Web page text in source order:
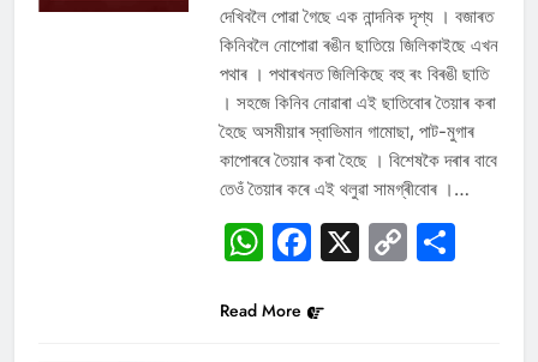
দেখিবলৈ পোৱা গৈছে এক নান্দনিক দৃশ্য । বজাৰত
কিনিবলৈ নোপোৱা ৰঙীন ছাতিয়ে জিলিকাইছে এখন
পথাৰ । পথাৰখনত জিলিকিছে বহু ৰং বিৰঙী ছাতি
। সহজে কিনিব নোৱাৰা এই ছাতিবোৰ তৈয়াৰ কৰা
হৈছে অসমীয়াৰ স্বাভিমান গামোছা, পাট-মুগাৰ
কাপোৰৰে তৈয়াৰ কৰা হৈছে । বিশেষকৈ দৰাৰ বাবে
তেওঁ তৈয়াৰ কৰে এই থলুৱা সামগ্ৰীবোৰ ।…
WhatsApp
Facebook
X Copy
Read More